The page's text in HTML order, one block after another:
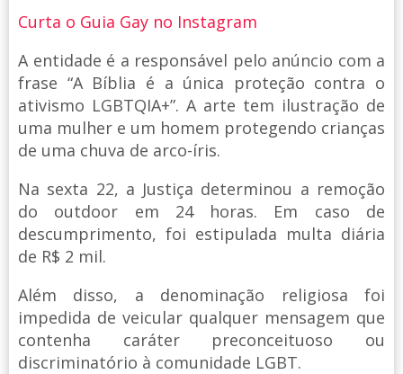
Curta o Guia Gay no Instagram
A entidade é a responsável pelo anúncio com a
frase “A Bíblia é a única proteção contra o
ativismo LGBTQIA+”. A arte tem ilustração de
uma mulher e um homem protegendo crianças
de uma chuva de arco-íris.
Na sexta 22, a Justiça determinou a remoção
do outdoor em 24 horas. Em caso de
descumprimento, foi estipulada multa diária
de R$ 2 mil.
Além disso, a denominação religiosa foi
impedida de veicular qualquer mensagem que
contenha caráter preconceituoso ou
discriminatório à comunidade LGBT.